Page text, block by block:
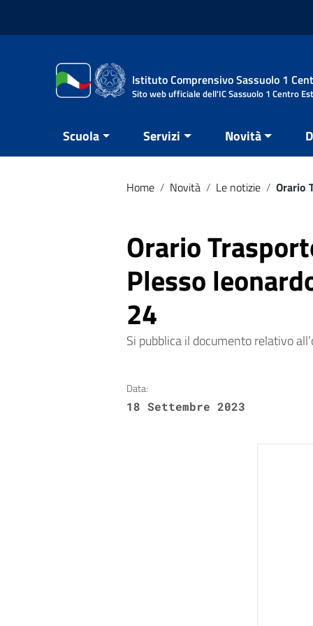
Istituto Comprensivo Sassuolo 1
Sito web ufficiale dell'IC Sassuolo 1 Centro Est
Scuola Servizi Novità
Home / Novità / Le notizie / Orario
Orario
Plesso
24
Si pubblica il documento relativo
Data:
18 Settembre 2023